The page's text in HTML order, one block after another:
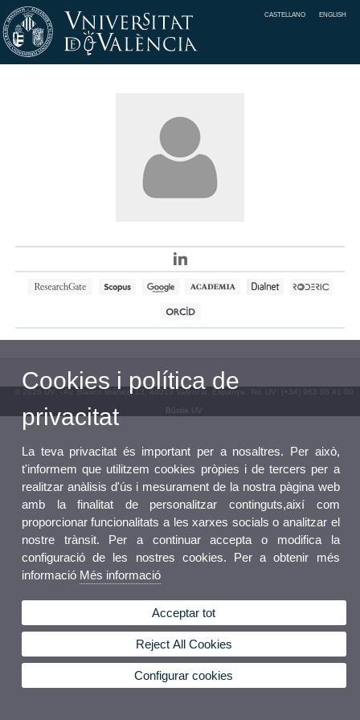
CASTELLANO ENGLISH
© 2026 UV. - Av. Blasco Ibáñez, 13. 46010 València. Espanya. Tel. UV: (+34) 963 86 41 00
Bústia UV
Cookies i política de
privacitat
La teva privacitat és important per a nosaltres. Per això,
t'informem que utilitzem cookies pròpies i de tercers per a
realitzar anàlisis d'ús i mesurament de la nostra pàgina web
amb la finalitat de personalitzar continguts,així com
proporcionar funcionalitats a les xarxes socials o analitzar el
nostre trànsit. Per a continuar accepta o modifica la
configuració de les nostres cookies. Per a obtenir més
informació Més informació
Acceptar tot
Reject All Cookies
Configurar cookies